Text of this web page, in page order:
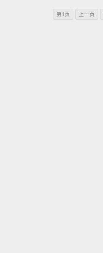
第1页 上一页